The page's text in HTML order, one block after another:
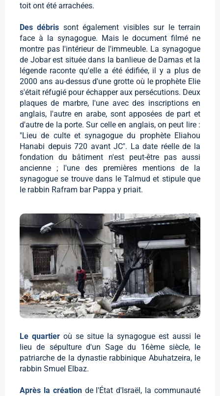
toit ont été arrachées.
Des débris sont également visibles sur le terrain
face à la synagogue. Mais le document filmé ne
montre pas l'intérieur de l'immeuble. La synagogue
de Jobar est située dans la banlieue de Damas et la
légende raconte qu'elle a été édifiée, il y a plus de
2000 ans au-dessus d'une grotte où le prophète Elie
s'était réfugié pour échapper aux persécutions. Deux
plaques de marbre, l'une avec des inscriptions en
anglais, l'autre en arabe, sont apposées de part et
d'autre de la porte. Sur celle en anglais, on peut lire :
"Lieu de culte et synagogue du prophète Eliahou
Hanabi depuis 720 avant JC". La date réelle de la
fondation du bâtiment n'est peut-être pas aussi
ancienne ; l'une des premières mentions de la
synagogue se trouve dans le Talmud et stipule que
le rabbin Rafram bar Pappa y priait.
Le quartier où se situe la synagogue est aussi le
lieu de sépulture d'un Sage du 16ème siècle, le
patriarche de la dynastie rabbinique Abuhatzeira, le
rabbin Smuel Elbaz.
Après la création de l'État d'Israël, la communauté